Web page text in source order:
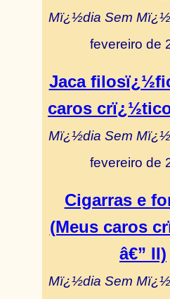
Mï¿½dia Sem
fevereiro de
Jaca
caros
Mï¿½dia Sem
fevereiro de
Cigarras e
(Meus caros
â€” II)
Mï¿½dia Sem